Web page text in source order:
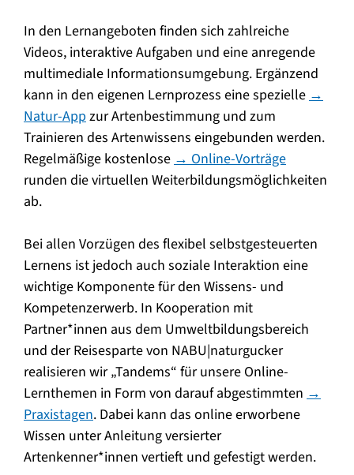
In den Lernangeboten finden sich zahlreiche
Videos, interaktive Aufgaben und eine anregende
multimediale Informationsumgebung. Ergänzend
kann in den eigenen Lernprozess eine spezielle→
Natur-Appzur Artenbestimmung und zum
Trainieren des Artenwissens eingebunden werden.
Regelmäßige kostenlose→ Online-Vorträge
runden die virtuellen Weiterbildungsmöglichkeiten
ab.
Bei allen Vorzügen des flexibel selbstgesteuerten
Lernens ist jedoch auch soziale Interaktion eine
wichtige Komponente für den Wissens- und
Kompetenzerwerb. In Kooperation mit
Partner*innen aus dem Umweltbildungsbereich
und der Reisesparte von NABU|naturgucker
realisieren wir „Tandems“ für unsere Online-
Lernthemen in Form von darauf abgestimmten →
Praxistagen. Dabei kann das online erworbene
Wissen unter Anleitung versierter
Artenkenner*innen vertieft und gefestigt werden.